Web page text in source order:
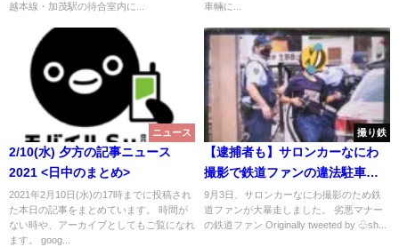
越本線・加茂駅の待合室内に...
車輛に...
ニュース
2/10(水) 夕方の記事ニュース
2021 <日中のまとめ>
2021年2月10日(水)の17時までに投稿され
た本日の記事をまとめています。 時間が
ない時や、アーカイブとしてもご覧になれ
ます。 goog...
撮り鉄
【逮捕者も】サロンカーなにわ
撮影で鉄道ファンの違法駐車が
駅前ロータリーを占領 普通列車
大混雑で遅延
9月3日、サロンカーなにわ撮影のため鉄
道ファンが大暴走しました。 劣悪マナー
の鉄道ファン Originally tweeted by ♧sh...